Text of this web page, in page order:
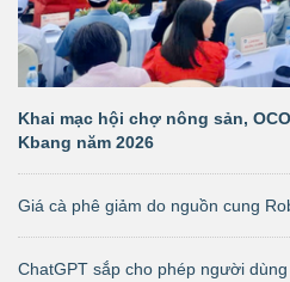
Khai mạc hội chợ nông sản,
Kbang năm 2026
Giá cà phê giảm do nguồn cung
ChatGPT sắp cho phép người